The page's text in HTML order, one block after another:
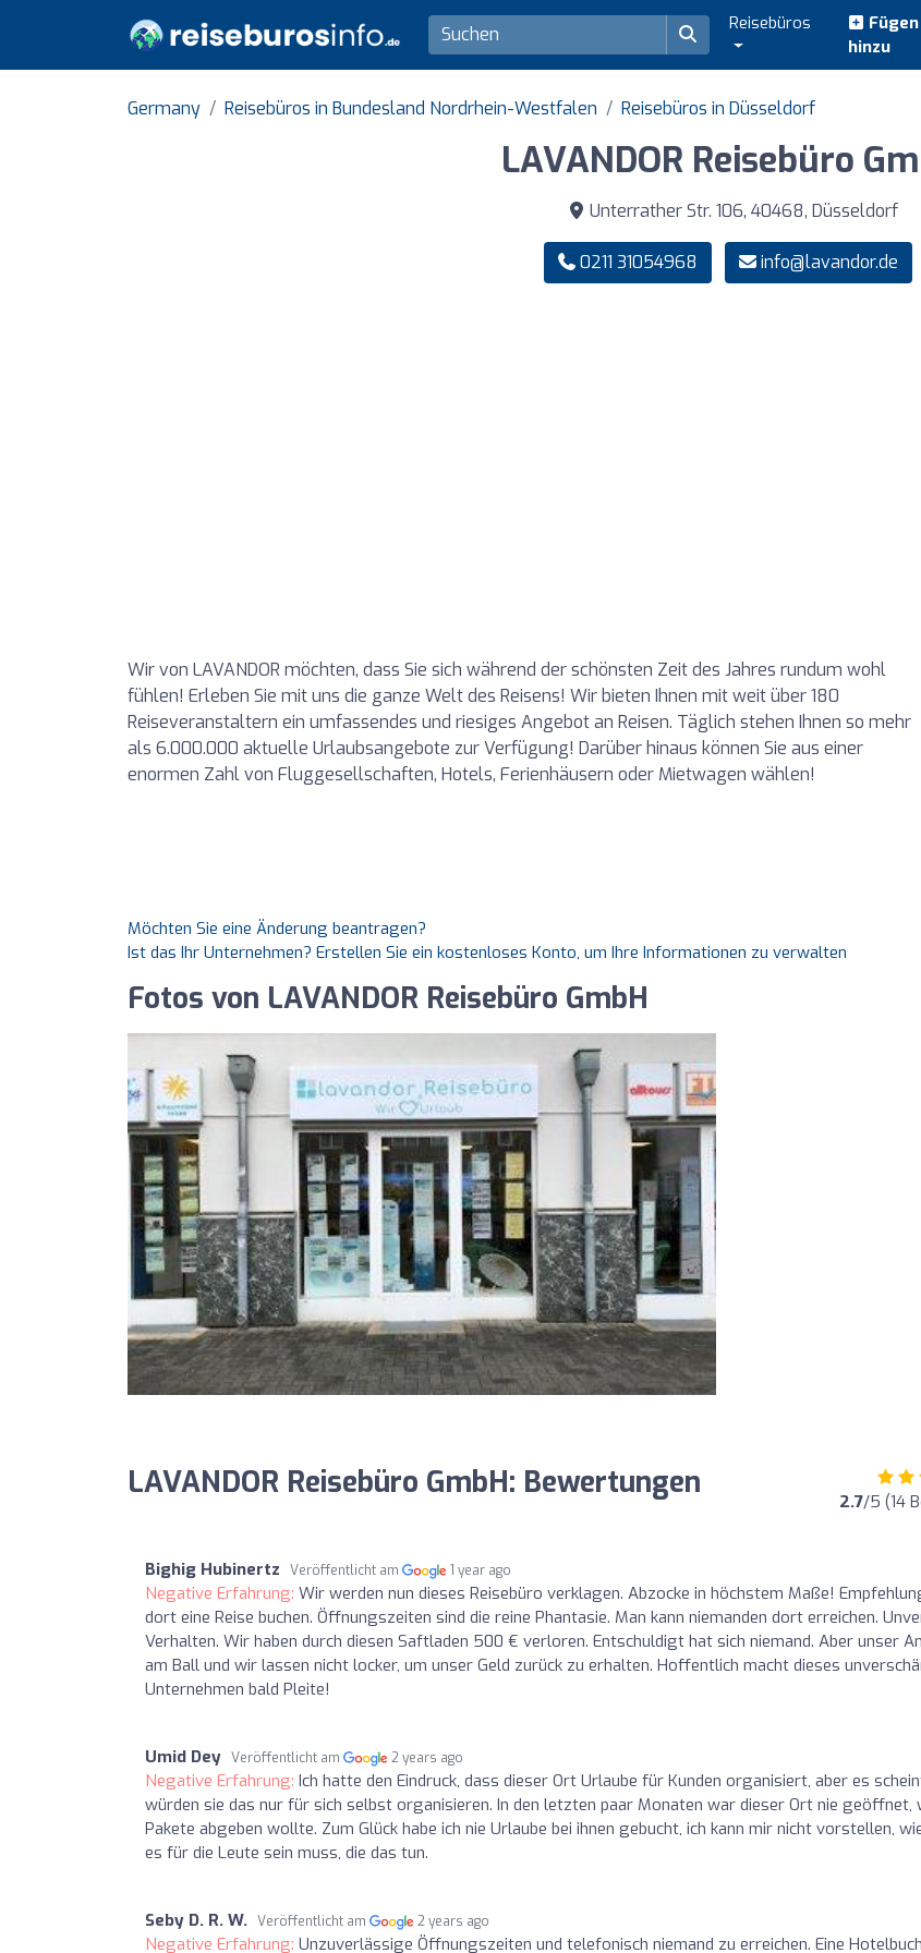
Reisebüros
hinzu
Germany Reisebüros in Bundesland Nordrhein-Westfalen Reisebüros in Düsseldorf
LAVANDOR Reisebüro
Unterrather Str. 106, 40468, Düsseldorf
0211 31054968 info@lavandor.de
Wir von LAVANDOR möchten, dass Sie sich während der schönsten Zeit des Jahres rundum wohl
fühlen! Erleben Sie mit uns die ganze Welt des Reisens! Wir bieten Ihnen mit weit über 180
Reiseveranstaltern ein umfassendes und riesiges Angebot an Reisen. Täglich stehen Ihnen so mehr
als 6.000.000 aktuelle Urlaubsangebote zur Verfügung! Darüber hinaus können Sie aus einer
enormen Zahl von Fluggesellschaften, Hotels, Ferienhäusern oder Mietwagen wählen!
Möchten Sie eine Änderung beantragen?
Ist das Ihr Unternehmen? Erstellen Sie ein kostenloses Konto, um Ihre Informationen zu verwalten
Fotos von LAVANDOR Reisebüro GmbH
LAVANDOR Reisebüro GmbH: Bewertungen 2.7/5 (14
Bighig Hubinertz Veröffentlicht am 1 year ago
Negative Erfahrung: Wir werden nun dieses Reisebüro verklagen. Abzocke in höchstem Maße!
dort eine Reise buchen. Öffnungszeiten sind die reine Phantasie. Man kann niemanden dort erreichen.
Verhalten. Wir haben durch diesen Saftladen 500 € verloren. Entschuldigt hat sich niemand. Aber unser
am Ball und wir lassen nicht locker, um unser Geld zurück zu erhalten. Hoffentlich macht dieses
Unternehmen bald Pleite!
Umid Dey Veröffentlicht am 2 years ago
Negative Erfahrung: Ich hatte den Eindruck, dass dieser Ort Urlaube für Kunden organisiert, aber es
würden sie das nur für sich selbst organisieren. In den letzten paar Monaten war dieser Ort nie geöffnet,
Pakete abgeben wollte. Zum Glück habe ich nie Urlaube bei ihnen gebucht, ich kann mir nicht vorstellen,
es für die Leute sein muss, die das tun.
Seby D. R. W. Veröffentlicht am 2 years ago
Negative Erfahrung: Unzuverlässige Öffnungszeiten und telefonisch niemand zu erreichen. Eine